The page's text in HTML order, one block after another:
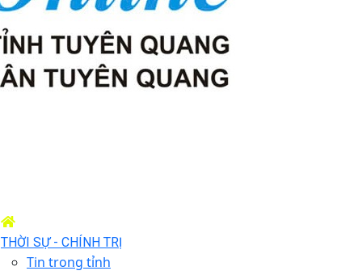
THỜI SỰ - CHÍNH TRỊ
Tin trong tỉnh